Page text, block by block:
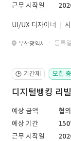
근무 시작일
UI/UX 디자이너
부산광역시 · 등록
🕒 기간제 모집 중
디지털뱅킹 리
예상 금액
협
예상 기간
150
근무 시작일